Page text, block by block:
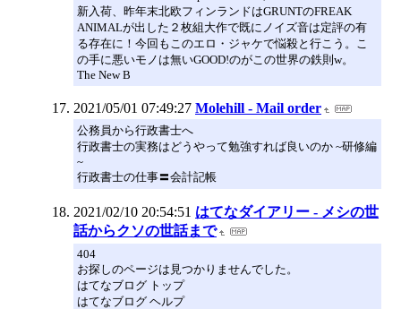
新入荷、昨年末北欧フィンランドはGRUNTのFREAK
ANIMALが出した２枚組大作で既にノイズ音は定評の有
る存在に！今回もこのエロ・ジャケで悩殺と行こう。こ
の手に悪いモノは無いGOOD!のがこの世界の鉄則w。
The New B
2021/05/01 07:49:27 Molehill - Mail order
公務員から行政書士へ
行政書士の実務はどうやって勉強すれば良いのか ~研修編
~
行政書士の仕事〓会計記帳
2021/02/10 20:54:51 はてなダイアリー - メシの世
話からクソの世話まで
404
お探しのページは見つかりませんでした。
はてなブログ トップ
はてなブログ ヘルプ